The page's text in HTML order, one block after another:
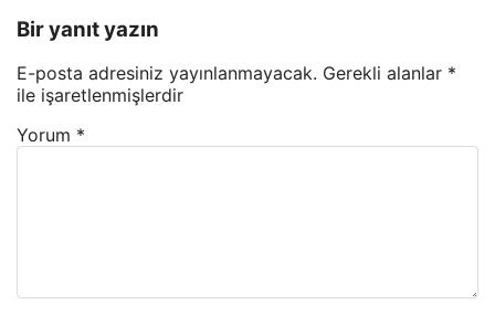
Bir yanıt yazın
E-posta adresiniz yayınlanmayacak. Gerekli alanlar *
ile işaretlenmişlerdir
Yorum *